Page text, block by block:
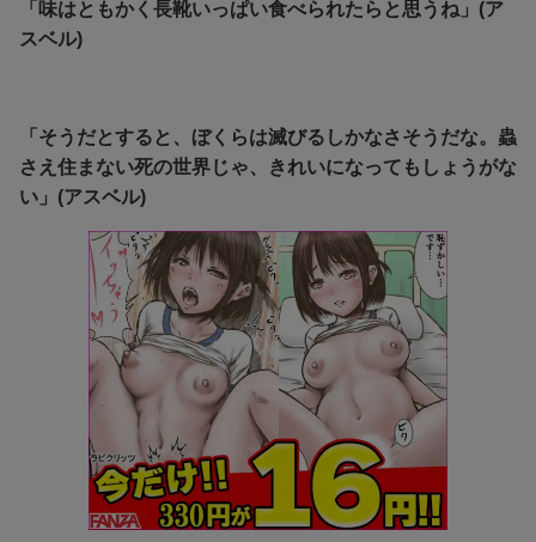
「味はともかく長靴いっぱい食べられたらと思うね」(ア
スベル)
「そうだとすると、ぼくらは滅びるしかなさそうだな。蟲
さえ住まない死の世界じゃ、きれいになってもしょうがな
い」(アスベル)